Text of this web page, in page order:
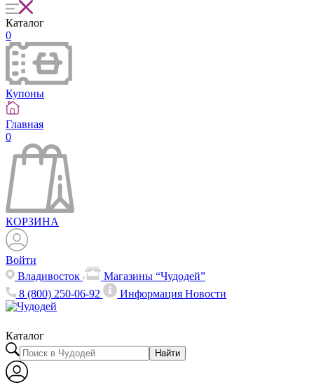
Каталог
0
Купоны
Главная
0
КОРЗИНА
Войти
Владивосток
Магазины “Чудодей”
8 (800) 250-06-92
ИнформацияНовости
Каталог
Найти